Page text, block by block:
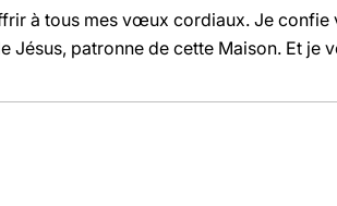
à tous mes vœux cordiaux. Je confie
Jésus, patronne de cette Maison. Et je